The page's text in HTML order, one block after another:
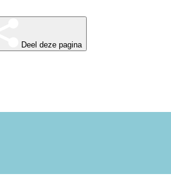
Deel deze pagina